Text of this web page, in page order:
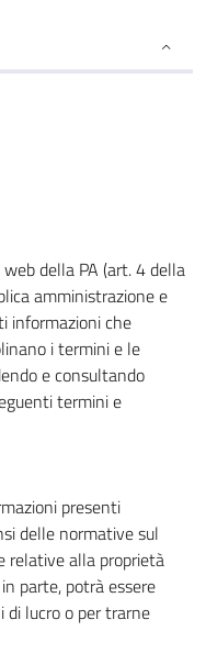
della PA (art. 4 della
amministrazione e
informazioni che
i termini e le
e consultando
termini e
presenti
delle normative sul
relative alla proprietà
parte, potrà essere
di lucro o per trarne